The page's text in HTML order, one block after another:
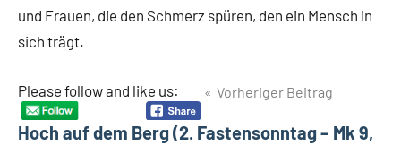
und Frauen, die den Schmerz spüren, den ein Mensch in
sich trägt.
Please follow and like us:
BeitragsnavigationVorheriger Beitrag
Hoch auf dem Berg (2. Fastensonntag – Mk 9,